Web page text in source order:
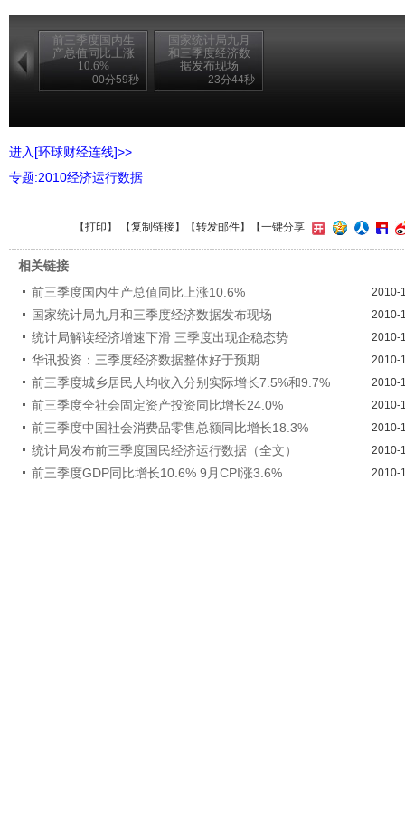
前三季度国内生
产总值同比上涨
10.6%
00分59秒
国家统计局九月
和三季度经济数
据发布现场
23分44秒
进入[环球财经连线]>>
专题:2010经济运行数据
【打印 】 【复制链接】【转发邮件】 【一键分享
相关链接
前三季度国内生产总值同比上涨10.6%
2010-
国家统计局九月和三季度经济数据发布现场 2010-
统计局解读经济增速下滑 三季度出现企稳态势 2010-
华讯投资：三季度经济数据整体好于预期 2010-
前三季度城乡居民人均收入分别实际增长7.5%和9.7% 2010-
前三季度全社会固定资产投资同比增长24.0% 2010-
前三季度中国社会消费品零售总额同比增长18.3% 2010-
统计局发布前三季度国民经济运行数据（全文） 2010-
前三季度GDP同比增长10.6% 9月CPI涨3.6% 2010-